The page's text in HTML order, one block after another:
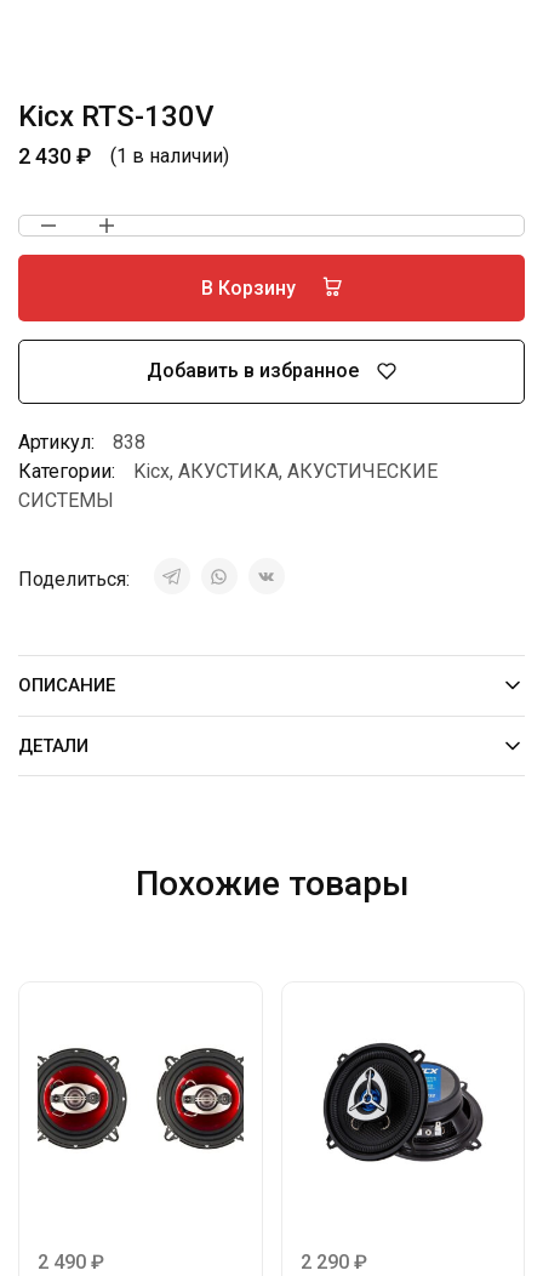
Kicx RTS-130V
2 430₽ (1 в наличии)
В Корзину
Добавить в избранное
Артикул:
838
Категории:
Kicx, АКУСТИКА, АКУСТИЧЕСКИЕ
СИСТЕМЫ
Поделиться:
ОПИСАНИЕ
ДЕТАЛИ
Похожие товары
2 490 ₽ 2 290 ₽